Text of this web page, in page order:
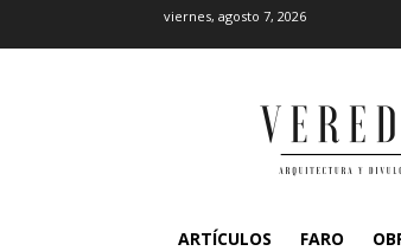
viernes, agosto 7, 2026
ARTÍCULOS FARO